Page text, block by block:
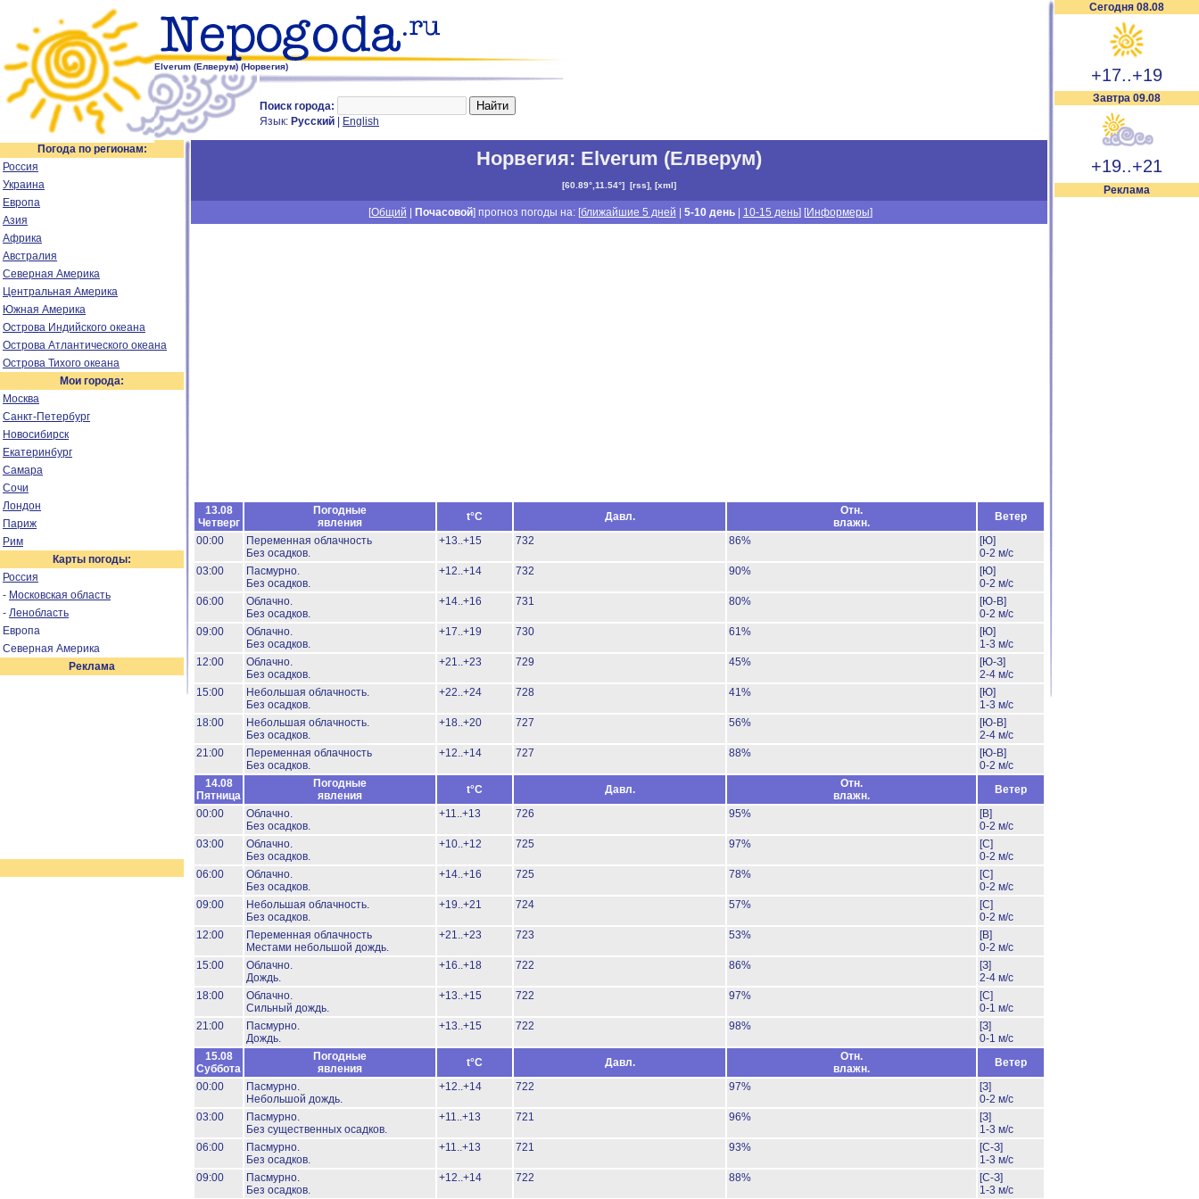
Elverum (Елверум) (Норвегия)
Поиск города:
Язык: Русский English
Сегодня 08.08
+17..+19
Завтра 09.08
+19..+21
Реклама
Погода по регионам:
Россия
Украина
Европа
Азия
Африка
Австралия
Северная Америка
Центральная Америка
Южная Америка
Острова Индийского океана
Острова Атлантического океана
Острова Тихого океана
Мои города:
Москва
Санкт-Петербург
Новосибирск
Екатеринбург
Самара
Сочи
Лондон
Париж
Рим
Карты погоды:
Россия
- Московская область
- Ленобласть
Европа
Северная Америка
Реклама
Норвегия: Elverum (Елверум)
[60.89°,11.54°] [rss], [xml]
[Общий Почасовой] прогноз погоды на: [ближайшие 5 дней 5-10 день| 10-15 день] [Информеры]
13.08
Четверг
Погодные
явления
t°C Давл.
Отн.
влажн.
Ветер
00:00
Переменная облачность
Без осадков.
+13..+15 732 86%
[Ю]
0-2 м/с
03:00
Пасмурно.
Без осадков.
+12..+14 732 90%
[Ю]
0-2 м/с
06:00
Облачно.
Без осадков.
+14..+16 731 80%
[Ю-В]
0-2 м/с
09:00
Облачно.
Без осадков.
+17..+19 730 61%
[Ю]
1-3 м/с
12:00
Облачно.
Без осадков.
+21..+23 729 45%
[Ю-З]
2-4 м/с
15:00
Небольшая облачность.
Без осадков.
+22..+24 728 41%
[Ю]
1-3 м/с
18:00
Небольшая облачность.
Без осадков.
+18..+20 727 56%
[Ю-В]
2-4 м/с
21:00
Переменная облачность
Без осадков.
+12..+14 727 88%
[Ю-В]
0-2 м/с
14.08
Пятница
Погодные
явления
t°C Давл.
Отн.
влажн.
Ветер
00:00
Облачно.
Без осадков.
+11..+13 726 95%
[В]
0-2 м/с
03:00
Облачно.
Без осадков.
+10..+12 725 97%
[С]
0-2 м/с
06:00
Облачно.
Без осадков.
+14..+16 725 78%
[С]
0-2 м/с
09:00
Небольшая облачность.
Без осадков.
+19..+21 724 57%
[С]
0-2 м/с
12:00
Переменная облачность
Местами небольшой дождь.
+21..+23 723 53%
[В]
0-2 м/с
15:00
Облачно.
Дождь.
+16..+18 722 86%
[З]
2-4 м/с
18:00
Облачно.
Сильный дождь.
+13..+15 722 97%
[С]
0-1 м/с
21:00
Пасмурно.
Дождь.
+13..+15 722 98%
[З]
0-1 м/с
15.08
Суббота
Погодные
явления
t°C Давл.
Отн.
влажн.
Ветер
00:00
Пасмурно.
Небольшой дождь.
+12..+14 722 97%
[З]
0-2 м/с
03:00
Пасмурно.
Без существенных осадков.
+11..+13 721 96%
[З]
1-3 м/с
06:00
Пасмурно.
Без осадков.
+11..+13 721 93%
[С-З]
1-3 м/с
09:00
Пасмурно.
Без осадков.
+12..+14 722 88%
[С-З]
1-3 м/с